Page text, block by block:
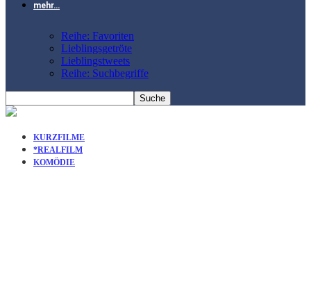
mehr…
Reihe: Favoriten
Lieblingsgetröte
Lieblingstweets
Reihe: Suchbegriffe
KURZFILME
*REALFILM
KOMÖDIE